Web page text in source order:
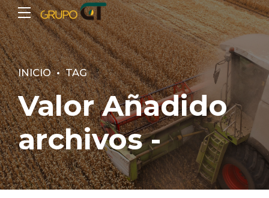
INICIO TAG
Valor Añadido
archivos -